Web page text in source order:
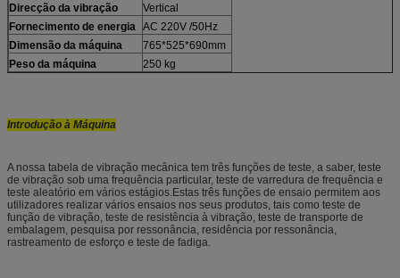
Direcção da vibração
Vertical
Fornecimento de energia AC 220V /50Hz
Dimensão da máquina
765*525*690mm
Peso da máquina
250 kg
Introdução à Máquina
A nossa tabela de vibração mecânica tem três funções de teste, a saber, teste
de vibração sob uma frequência particular, teste de varredura de frequência e
teste aleatório em vários estágios.Estas três funções de ensaio permitem aos
utilizadores realizar vários ensaios nos seus produtos, tais como teste de
função de vibração, teste de resistência à vibração, teste de transporte de
embalagem, pesquisa por ressonância, residência por ressonância,
rastreamento de esforço e teste de fadiga.